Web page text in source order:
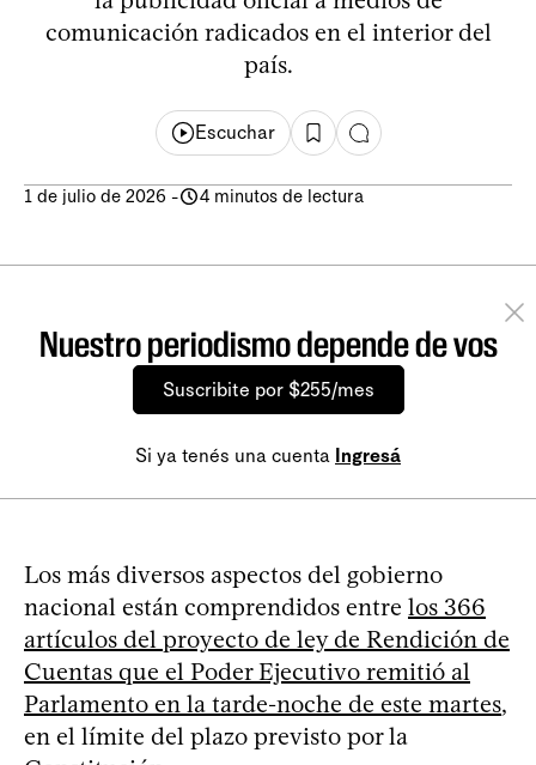
comunicación radicados en el interior del
país.
Escuchar
1 de julio de 2026 - 4 minutos de lectura
Nuestro periodismo depende de vos
Suscribite por $255/mes
Si ya tenés una cuenta Ingresá
Los más diversos aspectos del gobierno
nacional están comprendidos entre los 366
artículos del proyecto de ley de Rendición de
Cuentas que el Poder Ejecutivo remitió al
Parlamento en la tarde-noche de este martes,
en el límite del plazo previsto por la